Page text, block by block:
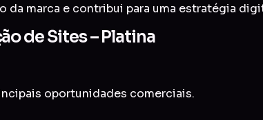
da marca e contribui para uma estratégia
de Sites – Platina
oportunidades comerciais.